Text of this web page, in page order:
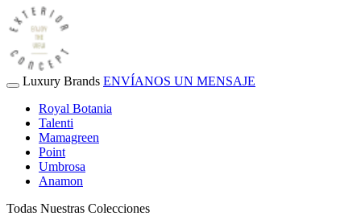
Luxury Brands ENVÍANOS UN MENSAJE
Royal Botania
Talenti
Mamagreen
Point
Umbrosa
Anamon
Todas Nuestras Colecciones